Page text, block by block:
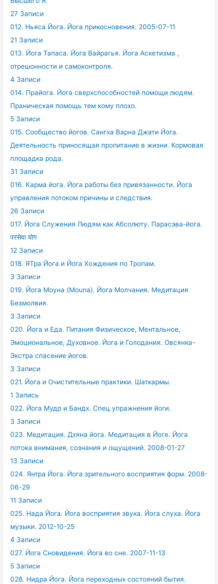
27 Записи
012. Ньяса Йога. Йога прикосновения. 2005-07-11
21 Записи
013. Йога Тапаса. Йога Вайрагья. Йога Аскетизма ,
отрешонности и самоконтроля.
4 Записи
014. Прайога. Йога сверхспособностей помощи людям.
Праническая помощь тем кому плохо.
5 Записи
015. Сообщество йогов. Сангха Варна Джати Йога.
Деятельность приносящая пропитание в жизни. Кормовая
площадка рода.
31 Записи
016. Карма йога. Йога работы без привязанности. Йога
управления потоком причины и следствия.
26 Записи
017. Йога Служения Людям как Абсолюту. Парасэва-йога.
परसेवा योग
12 Записи
018. ЯТра Йога и Йога Хождения по Тропам.
3 Записи
019. Йога Моуна (Mouna). Йога Молчания. Медитация
Безмолвия.
3 Записи
020. Йога и Еда. Питания Физическое, Ментальное,
Эмоциональное, Духовное. Йога и Голодания. Овсянка-
Экстра спасение йогов.
3 Записи
021. Йога и Очистительные практики. Шаткармы.
1 Запись
022. Йога Мудр и Бандх. Спец упражнения йоги.
3 Записи
023. Медитация. Дхяна йога. Медитация в Йоге. Йога
потока внимания, сознания и ощущений. 2008-01-27
13 Записи
024. Янтра Йога. Йога зрительного восприятия форм. 2008-
06-29
11 Записи
025. Нада Йога. Йога восприятия звука. Йога слуха. Йога
музыки. 2012-10-25
4 Записи
027. Йога Сновидения. Йога во сне. 2007-11-13
5 Записи
028. Нидра Йога. Йога переходных состояний бытия.